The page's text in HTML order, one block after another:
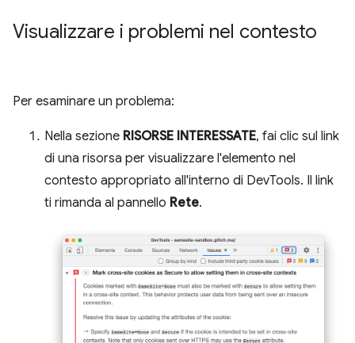
Visualizzare i problemi nel contesto
Per esaminare un problema:
Nella sezione RISORSE INTERESSATE, fai clic sul link
di una risorsa per visualizzare l'elemento nel
contesto appropriato all'interno di DevTools. Il link
ti rimanda al pannello Rete.